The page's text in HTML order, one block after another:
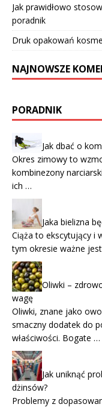
Jak prawidłowo
poradnik
Druk opakowań
NAJNOWSZE
PORADNIK
Jak dbać o
Okres zimowy to
kombinezony
ich …
Jaka bielizna
Ciąża to ekscytujący i
tym okresie ważne
Oliwki –
wagę
Oliwki, znane jako
smaczny dodatek do
właściwości. Bogate …
Jak uniknąć
dżinsów?
Problemy z